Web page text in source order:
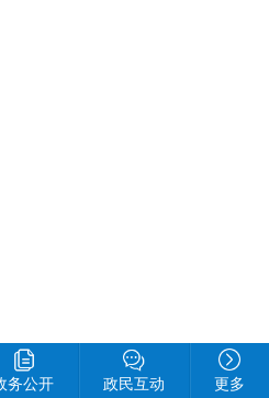
务公开 政民互动 更多